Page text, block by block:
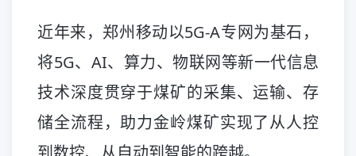
近年来，郑州移动以5G-A专网为基石，
将5G、AI、算力、物联网等新一代信息
技术深度贯穿于煤矿的采集、运输、存
储全流程，助力金岭煤矿实现了从人控